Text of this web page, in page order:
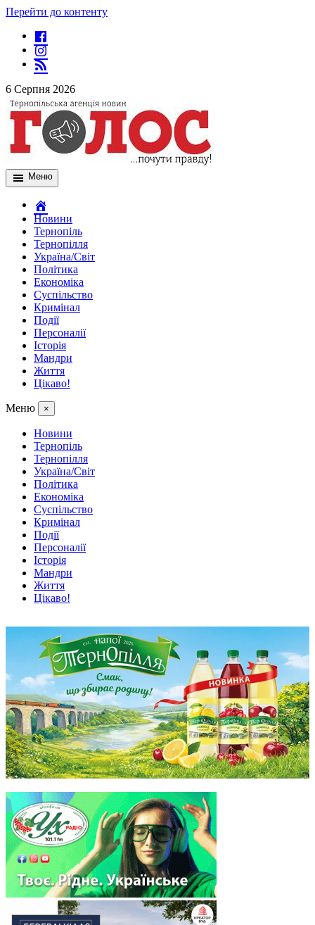
Перейти до контенту
6 Серпня 2026
Меню
Новини
Тернопіль
Тернопілля
Україна/Світ
Політика
Економіка
Суспільство
Кримінал
Події
Персоналії
Історія
Мандри
Життя
Цікаво!
Меню ×
Новини
Тернопіль
Тернопілля
Україна/Світ
Політика
Економіка
Суспільство
Кримінал
Події
Персоналії
Історія
Мандри
Життя
Цікаво!